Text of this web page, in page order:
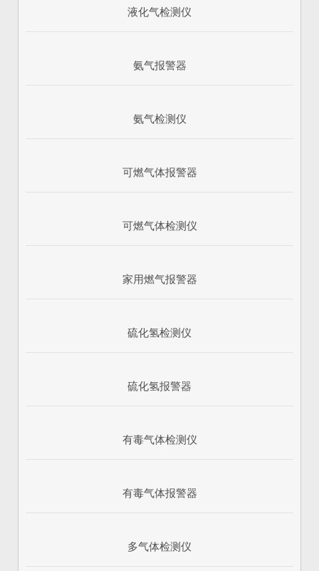
液化气检测仪
氨气报警器
氨气检测仪
可燃气体报警器
可燃气体检测仪
家用燃气报警器
硫化氢检测仪
硫化氢报警器
有毒气体检测仪
有毒气体报警器
多气体检测仪